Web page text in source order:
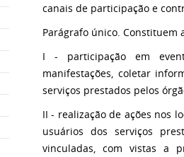
canais de participação e
Parágrafo único. Constituem
I - participação em
manifestações, coletar
serviços prestados pelos
II - realização de ações nos
usuários dos serviços
vinculadas, com vistas a